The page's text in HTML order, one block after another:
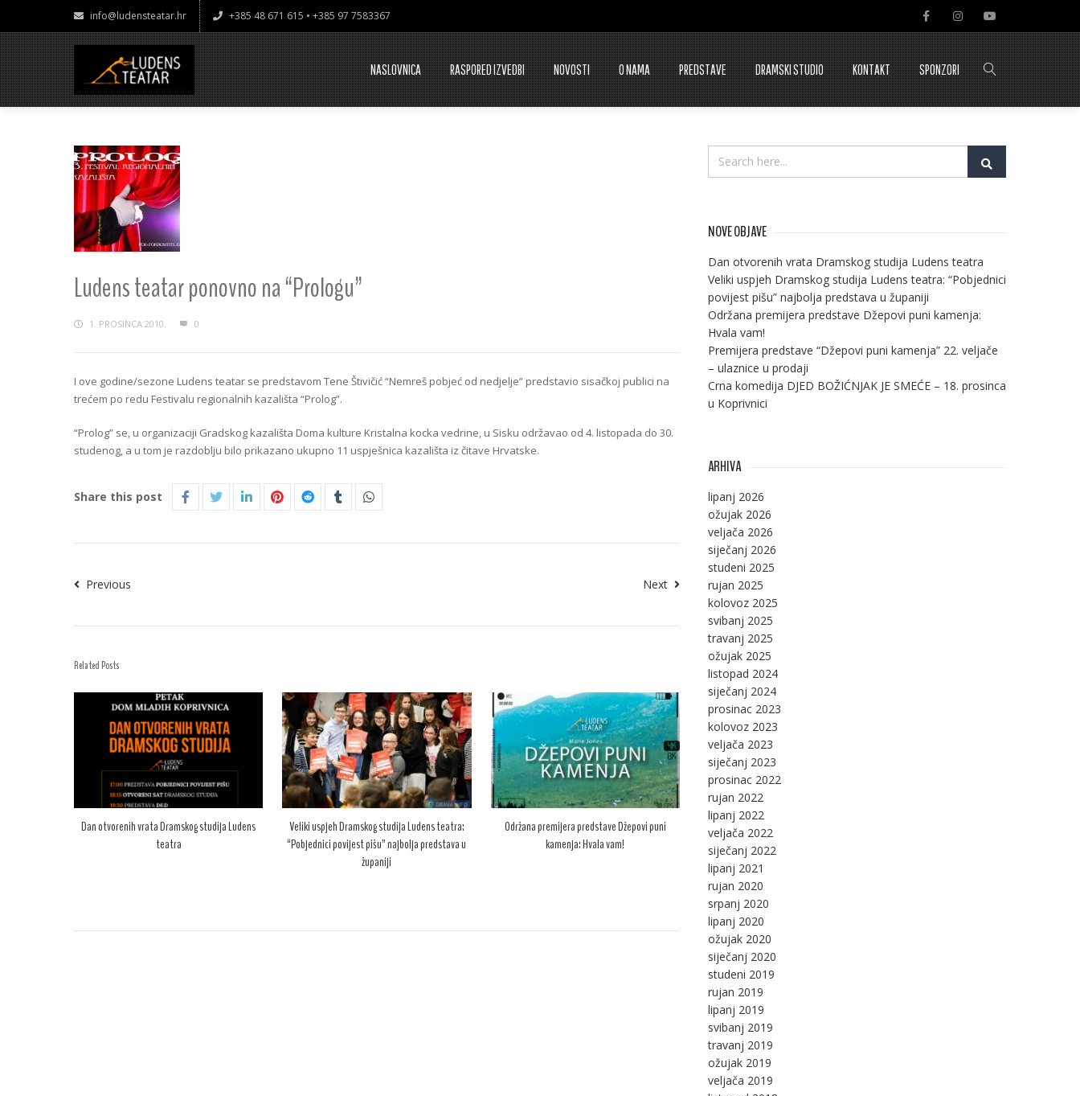
info@ludensteatar.hr +385 48 671 615 • +385 97 7583367
NASLOVNICA RASPORED IZVEDBI NOVOSTI O NAMA PREDSTAVE DRAMSKI STUDIO KONTAKT SPONZORI
Ludens teatar ponovno na “Prologu”
1. PROSINCA 2010. 0
I ove godine/sezone Ludens teatar se predstavom Tene Štivičić “Nemreš pobjeć od nedjelje” predstavio sisačkoj publici na
trećem po redu Festivalu regionalnih kazališta “Prolog”.
“Prolog” se, u organizaciji Gradskog kazališta Doma kulture Kristalna kocka vedrine, u Sisku održavao od 4. listopada do 30.
studenog, a u tom je razdoblju bilo prikazano ukupno 11 uspješnica kazališta iz čitave Hrvatske.
Share this post
Previous Next
Related Posts
Dan otvorenih vrata Dramskog studija Ludens
teatra
Veliki uspjeh Dramskog studija Ludens teatra:
“Pobjednici povijest pišu” najbolja predstava u
županiji
Održana premijera predstave Džepovi puni
kamenja: Hvala vam!
NOVE OBJAVE
Dan otvorenih vrata Dramskog studija Ludens teatra
Veliki uspjeh Dramskog studija Ludens teatra: “Pobjednici
povijest pišu” najbolja predstava u županiji
Održana premijera predstave Džepovi puni kamenja:
Hvala vam!
Premijera predstave “Džepovi puni kamenja” 22. veljače
– ulaznice u prodaji
Crna komedija DJED BOŽIĆNJAK JE SMEĆE – 18. prosinca
u Koprivnici
ARHIVA
lipanj 2026
ožujak 2026
veljača 2026
siječanj 2026
studeni 2025
rujan 2025
kolovoz 2025
svibanj 2025
travanj 2025
ožujak 2025
listopad 2024
siječanj 2024
prosinac 2023
kolovoz 2023
veljača 2023
siječanj 2023
prosinac 2022
rujan 2022
lipanj 2022
veljača 2022
siječanj 2022
lipanj 2021
rujan 2020
srpanj 2020
lipanj 2020
ožujak 2020
siječanj 2020
studeni 2019
rujan 2019
lipanj 2019
svibanj 2019
travanj 2019
ožujak 2019
veljača 2019